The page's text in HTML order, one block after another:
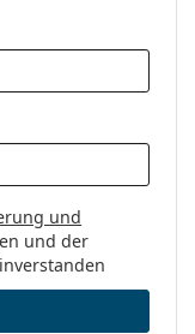
und
und der